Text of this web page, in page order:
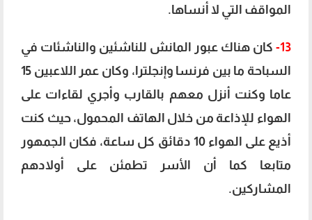
المواقف التي لا أنساها.
13- كان هناك عبور المانش للناشئين والناشئات في
السباحة ما بين فرنسا وإنجلترا، وكان عمر اللاعبين 15
عاما وكنت أنزل معهم بالقارب وأجري لقاءات على
الهواء للإذاعة من خلال الهاتف المحمول، حيث كنت
أذيع على الهواء 10 دقائق كل ساعة، فكان الجمهور
متابعا كما أن الأسر تطمئن على أولادهم
المشاركين.